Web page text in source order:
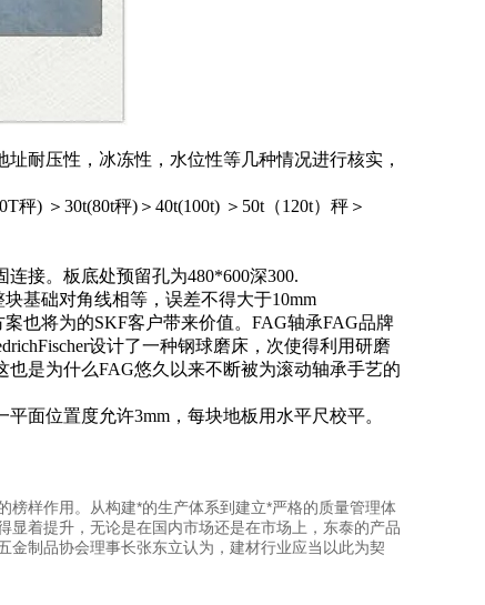
耐压性，冰冻性，水位性等几种情况进行核实，
秤) ＞ 30t(80t秤) ＞ 40t(100t) ＞ 50t （120t）秤＞
连接。板底处预留孔为480*600深300.
基础对角线相等，误差不得大于10mm
也将为的SKF客户带来价值。FAG轴承FAG品牌
设计了一种钢球磨床，次使得利用研磨
是为什么FAG悠久以来不断被为滚动轴承手艺的
平面位置度允许3mm ，每块地板用水平尺校平。
样作用。从构建*的生产体系到建立*严格的质量管理体
着提升，无论是在国内市场还是在市场上，东泰的产品
制品协会理事长张东立认为，建材行业应当以此为契